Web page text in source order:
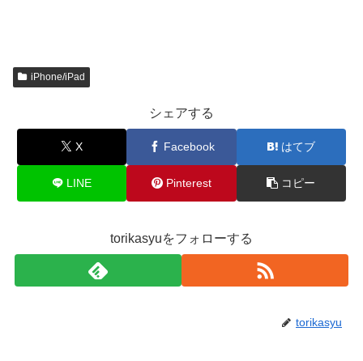
iPhone/iPad
シェアする
X Facebook はてブ
LINE Pinterest コピー
torikasyuをフォローする
torikasyu